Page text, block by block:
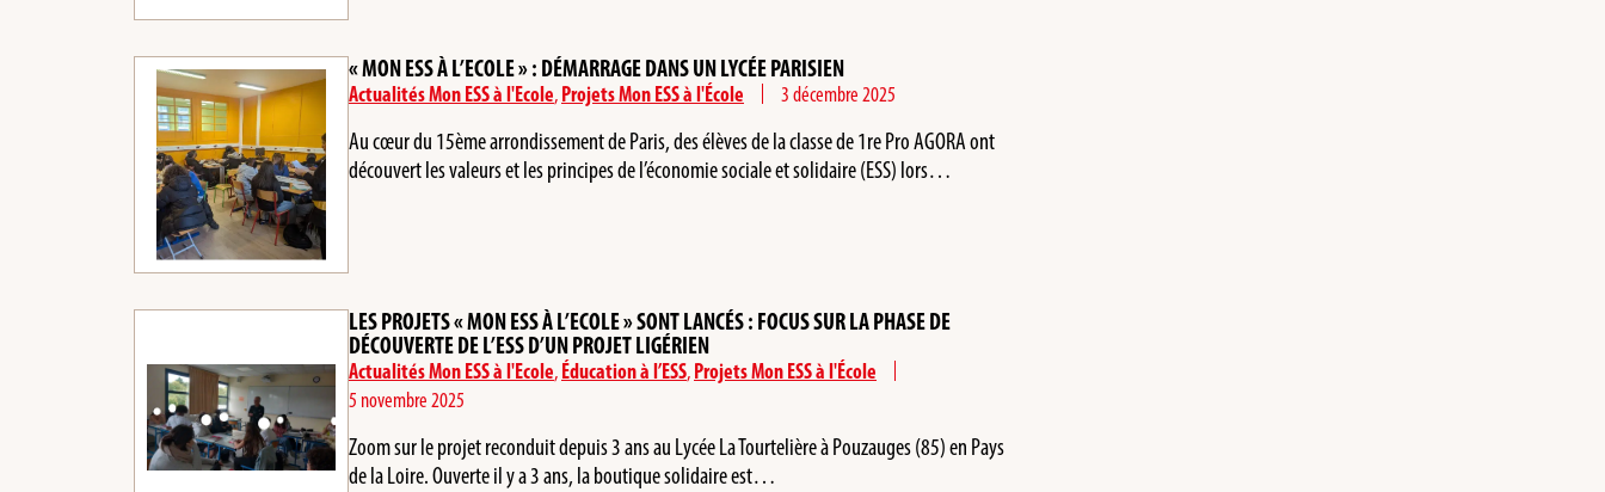
« MON ESS À L’ECOLE » : DÉMARRAGE DANS UN LYCÉE PARISIEN
Actualités Mon ESS à l'Ecole,Projets Mon ESS à l'École 3 décembre 2025
Au cœur du 15ème arrondissement de Paris, des élèves de la classe de 1re Pro AGORA ont
découvert les valeurs et les principes de l’économie sociale et solidaire (ESS) lors…
LES PROJETS « MON ESS À L’ECOLE » SONT LANCÉS : FOCUS SUR LA PHASE DE
DÉCOUVERTE DE L’ESS D’UN PROJET LIGÉRIEN
Actualités Mon ESS à l'Ecole,Éducation à l’ESS,Projets Mon ESS à l'École
5 novembre 2025
Zoom sur le projet reconduit depuis 3 ans au Lycée La Tourtelière à Pouzauges (85) en Pays
de la Loire. Ouverte il y a 3 ans, la boutique solidaire est…